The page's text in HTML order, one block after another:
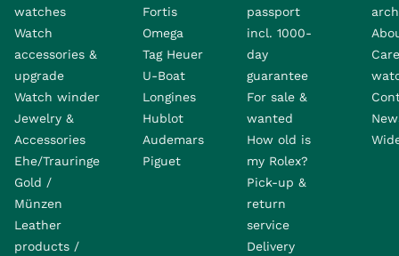
watches
Watch
accessories &
upgrade
Watch winder
Jewelry &
Accessories
Ehe/Trauringe
Gold /
Münzen
Leather
products /
Fortis
Omega
Tag Heuer
U-Boat
Longines
Hublot
Audemars
Piguet
passport
incl. 1000-
day
guarantee
For sale &
wanted
How old is
my Rolex?
Pick-up &
return
service
Delivery